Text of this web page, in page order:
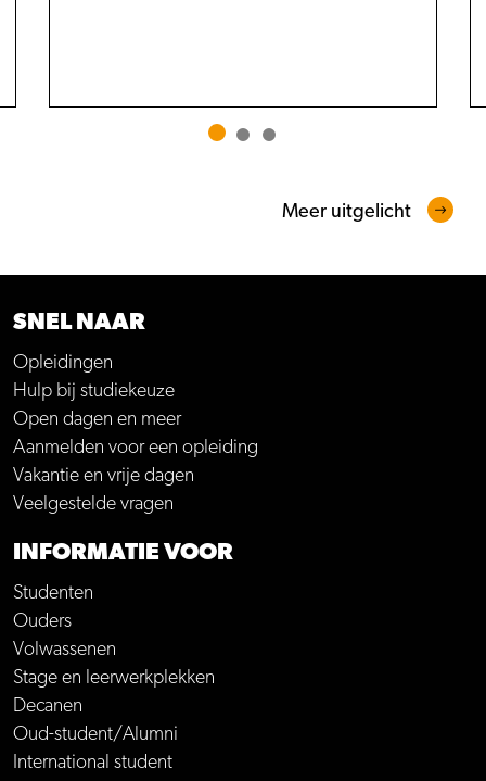
Meer uitgelicht
SNEL NAAR
Opleidingen
Hulp bij studiekeuze
Open dagen en meer
Aanmelden voor een opleiding
Vakantie en vrije dagen
Veelgestelde vragen
INFORMATIE VOOR
Studenten
Ouders
Volwassenen
Stage en leerwerkplekken
Decanen
Oud-student/Alumni
International student